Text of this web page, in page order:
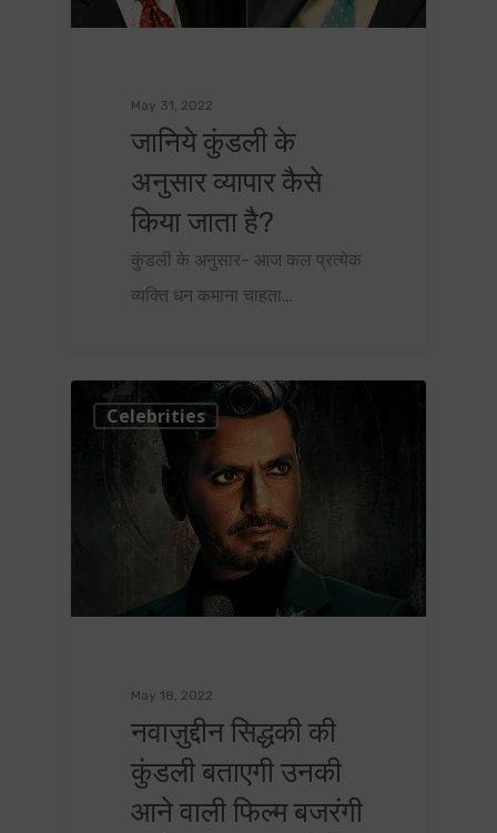
May 31, 2022
जानिये कुंडली के
अनुसार व्यापार कैसे
किया जाता है?
कुंडली के अनुसार- आज कल प्रत्येक
व्यक्ति धन कमाना चाहता…
Celebrities
May 18, 2022
नवाज़ुद्दीन सिद्धकी की
कुंडली बताएगी उनकी
आने वाली फिल्म बजरंगी
0